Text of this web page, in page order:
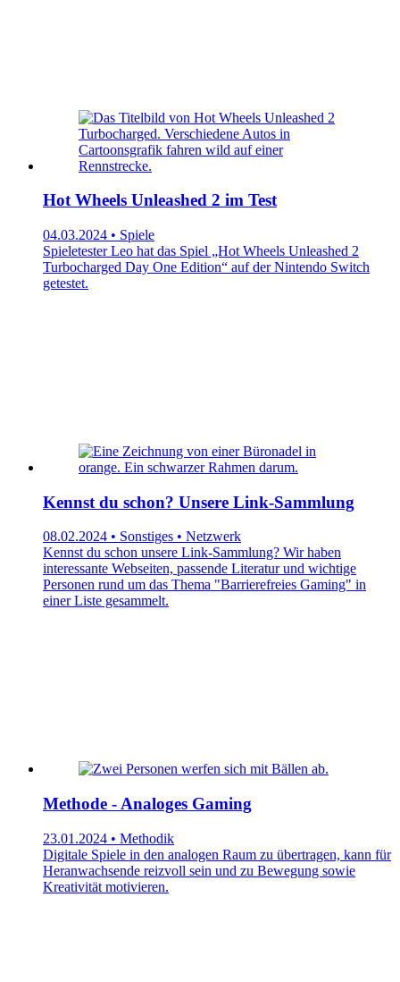
Hot Wheels Unleashed 2 im Test
04.03.2024 • Spiele
Spieletester Leo hat das Spiel „Hot Wheels Unleashed 2
Turbocharged Day One Edition“ auf der Nintendo Switch
getestet.
Kennst du schon? Unsere Link-Sammlung
08.02.2024 • Sonstiges • Netzwerk
Kennst du schon unsere Link-Sammlung? Wir haben
interessante Webseiten, passende Literatur und wichtige
Personen rund um das Thema "Barrierefreies Gaming" in
einer Liste gesammelt.
Methode - Analoges Gaming
23.01.2024 • Methodik
Digitale Spiele in den analogen Raum zu übertragen, kann für
Heranwachsende reizvoll sein und zu Bewegung sowie
Kreativität motivieren.